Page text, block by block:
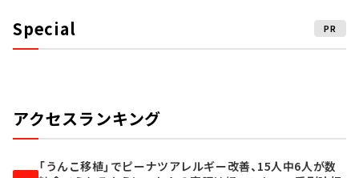
Special PR
アクセスランキング
「うんこ移植」でピーナツアレルギー改善、15人中6人が数